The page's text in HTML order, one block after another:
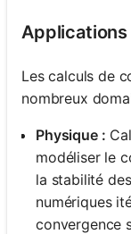
Les calculs de
nombreux
Physique :
modéliser le
la stabilité
numériques
convergence